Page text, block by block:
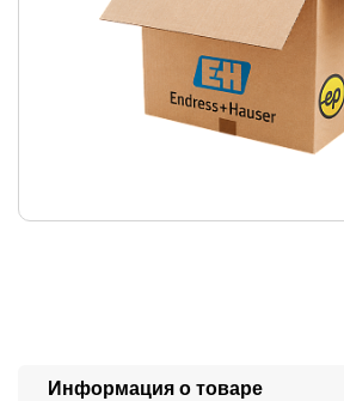
Информация о товаре